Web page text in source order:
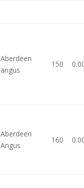
Aberdeen
angus
150
Aberdeen
Angus
160